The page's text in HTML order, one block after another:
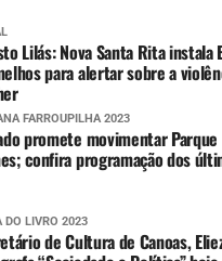
Lilás: Nova Santa Rita instala
para alertar sobre a
FARROUPILHA 2023
promete movimentar Parque
confira programação dos
DO LIVRO 2023
de Cultura de Canoas,